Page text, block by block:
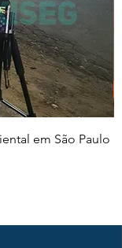
em São Paulo